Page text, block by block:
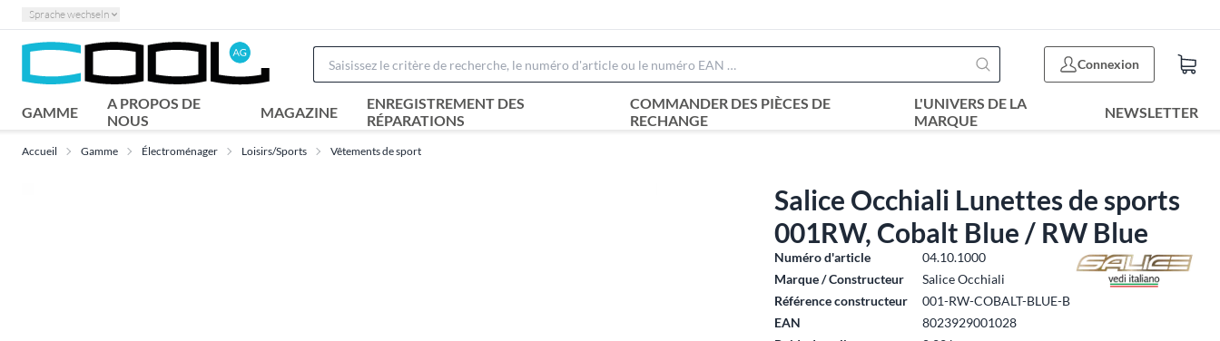
Sprache wechseln
Connexion
GAMME
A PROPOS DE
NOUS
MAGAZINE
ENREGISTREMENT DES
RÉPARATIONS
COMMANDER DES PIÈCES DE
RECHANGE
L'UNIVERS DE LA
MARQUE
NEWSLETTER
Accueil Gamme Électroménager Loisirs/Sports Vêtements de sport
Salice Occhiali Lunettes de sports
001RW, Cobalt Blue / RW Blue
Numéro d'article
04.10.1000
Marque / Constructeur
Salice Occhiali
Référence constructeur
001-RW-COBALT-BLUE-B
EAN
8023929001028